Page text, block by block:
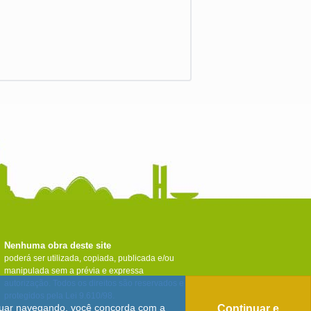
Nenhuma obra deste site
poderá ser utilizada, copiada, publicada e/ou
manipulada sem a prévia e expressa
autorização. Todos os direitos são reservados e
protegidos pela Lei 9.610/98.
navegando, você concorda com a Continuar e